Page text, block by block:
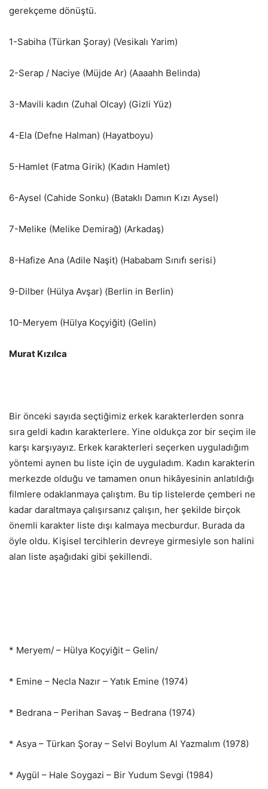
gerekçeme dönüştü.
1-Sabiha (Türkan Şoray) (Vesikalı Yarim)
2-Serap / Naciye (Müjde Ar) (Aaaahh Belinda)
3-Mavili kadın (Zuhal Olcay) (Gizli Yüz)
4-Ela (Defne Halman) (Hayatboyu)
5-Hamlet (Fatma Girik) (Kadın Hamlet)
6-Aysel (Cahide Sonku) (Bataklı Damın Kızı Aysel)
7-Melike (Melike Demirağ) (Arkadaş)
8-Hafize Ana (Adile Naşit) (Hababam Sınıfı serisi)
9-Dilber (Hülya Avşar) (Berlin in Berlin)
10-Meryem (Hülya Koçyiğit) (Gelin)
Murat Kızılca
Bir önceki sayıda seçtiğimiz erkek karakterlerden sonra
sıra geldi kadın karakterlere. Yine oldukça zor bir seçim ile
karşı karşıyayız. Erkek karakterleri seçerken uyguladığım
yöntemi aynen bu liste için de uyguladım. Kadın karakterin
merkezde olduğu ve tamamen onun hikâyesinin anlatıldığı
filmlere odaklanmaya çalıştım. Bu tip listelerde çemberi ne
kadar daraltmaya çalışırsanız çalışın, her şekilde birçok
önemli karakter liste dışı kalmaya mecburdur. Burada da
öyle oldu. Kişisel tercihlerin devreye girmesiyle son halini
alan liste aşağıdaki gibi şekillendi.
* Meryem/ – Hülya Koçyiğit – Gelin/
* Emine – Necla Nazır – Yatık Emine (1974)
* Bedrana – Perihan Savaş – Bedrana (1974)
* Asya – Türkan Şoray – Selvi Boylum Al Yazmalım (1978)
* Aygül – Hale Soygazi – Bir Yudum Sevgi (1984)